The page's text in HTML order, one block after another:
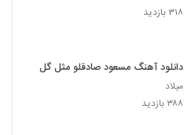
۳۱۸ بازدید
دانلود آهنگ مسعود صادقلو مثل گل
میلاد
۳۸۸ بازدید